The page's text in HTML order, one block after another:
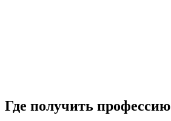
Где получить профессию